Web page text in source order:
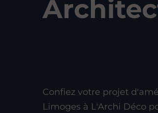
Confiez votre projet
Limoges à L'Archi Déco